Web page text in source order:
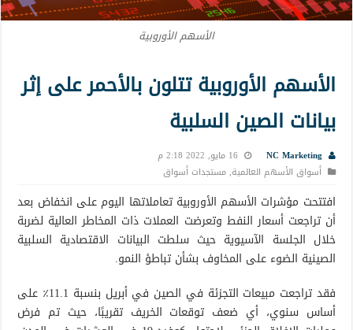
الأسهم الأوروبية
الأسهم الأوروبية تتلون بالأحمر على إثر
بيانات الصين السلبية
NC Marketing
16 مايو, 2022 2:18 م
أسواق الأسهم العالمية,مستجدات أسواق
افتتحت مؤشرات الأسهم الأوروبية تعاملاتها اليوم على انخفاض بعد
أن تراجعت أسعار النفط وتعرضت العملات ذات المخاطر العالية لضربة
خلال الجلسة الآسيوية حيث سلطت البيانات الاقتصادية السلبية
الصينية الضوء على المخاوف بشأن تباطؤ النمو.
فقد تراجعت مبيعات التجزئة في الصين في أبريل بنسبة 11.1٪ على
أساس سنوي، أي ضعف توقعات الخريف تقريبًا، حيث تم فرض